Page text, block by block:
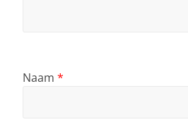
Naam *